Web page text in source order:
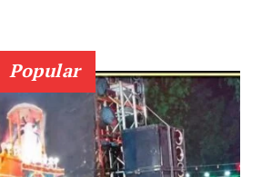
Popular